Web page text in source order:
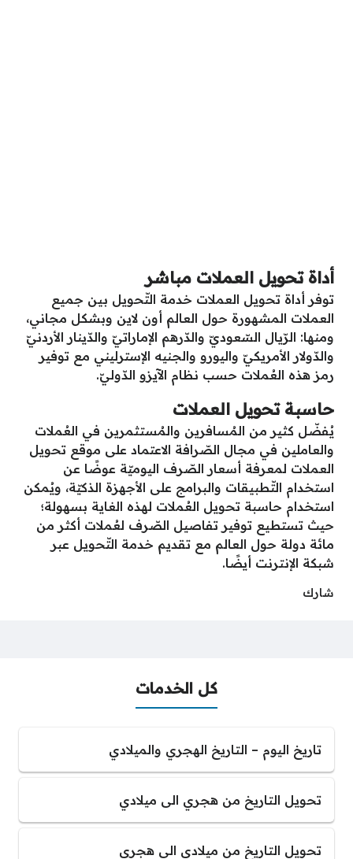
أداة تحويل العملات مباشر
توفر أداة تحويل العملات خدمة التّحويل بين جميع
العملات المشهورة حول العالم أون لاين وبشكل مجاني،
ومنها: الرّيال السّعوديّ والدّرهم الإماراتيّ والدّينار الأردنيّ
والدّولار الأمريكيّ واليورو والجنيه الإسترليني مع توفير
رمز هذه العُملات حسب نظام الآيزو الدّوليّ.
حاسبة تحويل العملات
يُفضّل كثير من المُسافرين والمُستثمرين في العُملات
والعاملين في مجال الصّرافة الاعتماد على موقع تحويل
العملات لمعرفة أسعار الصّرف اليوميّة عوضًا عن
استخدام التّطبيقات والبرامج على الأجهزة الذكيّة، ويُمكن
استخدام حاسبة تحويل العُملات لهذه الغاية بسهولة؛
حيث تستطيع توفير تفاصيل الصّرف لعُملات أكثر من
مائة دولة حول العالم مع تقديم خدمة التّحويل عبر
شبكة الإنترنت أيضًا.
شارك
كل الخدمات
تاريخ اليوم – التاريخ الهجري والميلادي
تحويل التاريخ من هجري الى ميلادي
تحويل التاريخ من ميلادي الى هجري